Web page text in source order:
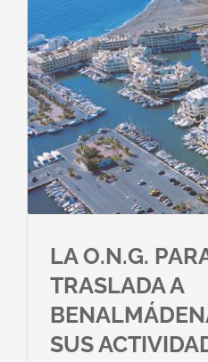
LA O.N.G.
TRASLADA A
SUS